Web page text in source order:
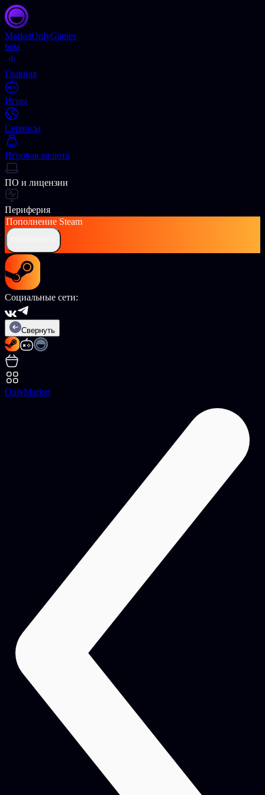
MarketOnlyGames
beta
Главная
Игры
Сервисы
Игровая валюта
ПО и лицензии
Периферия
Пополнение Steam
Социальные сети:
Свернуть
OnlyMarket